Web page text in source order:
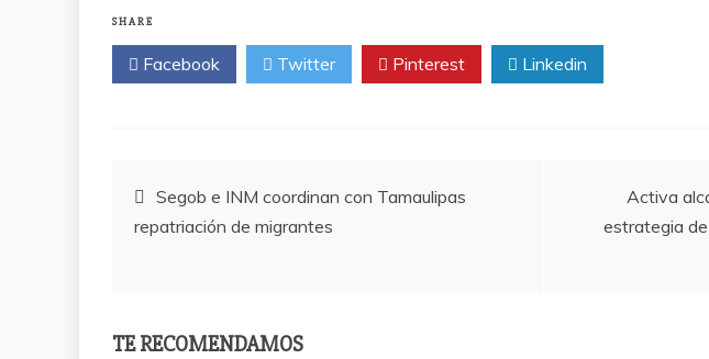
SHARE
Facebook Twitter Pinterest Linkedin
Post
navigation
Segob e INM coordinan con Tamaulipas
repatriación de migrantes
Activa
estrategia
TE RECOMENDAMOS